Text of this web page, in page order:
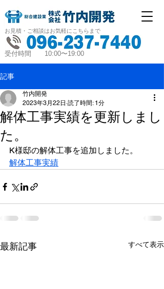
お見積・ご相談はお気軽にこちらまで
受付時間 10:00〜19:00
記事
解体工事実績を更新しまし
た。
竹内開発
2023年3月22日 読了時間: 1分
K様邸の解体工事を追加しました。
解体工事実績
最新記事 すべて表示